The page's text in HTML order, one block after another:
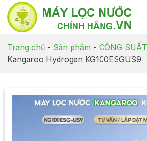
Chuyển
đến
nội
dung
Trang chủ - Sản phẩm - CÔNG SUẤT
Kangaroo Hydrogen KG100ESGUS9